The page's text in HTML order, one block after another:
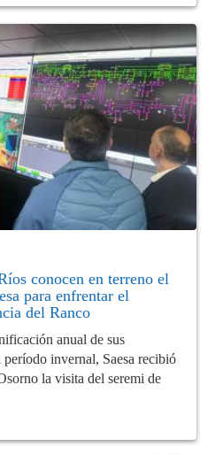
conocen en terreno el
para enfrentar el
del Ranco
anual de sus
período invernal, Saesa recibió
la visita del seremi de